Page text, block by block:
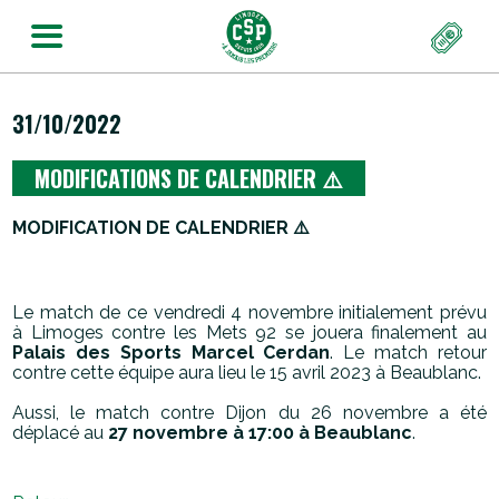
31/10/2022
MODIFICATIONS DE CALENDRIER ⚠️
MODIFICATION DE CALENDRIER ⚠️
Le match de ce vendredi 4 novembre initialement prévu
à Limoges contre les Mets 92 se jouera finalement au
Palais des Sports Marcel Cerdan. Le match retour
contre cette équipe aura lieu le 15 avril 2023 à Beaublanc.
Aussi, le match contre Dijon du 26 novembre a été
déplacé au 27 novembre à 17:00 à Beaublanc.